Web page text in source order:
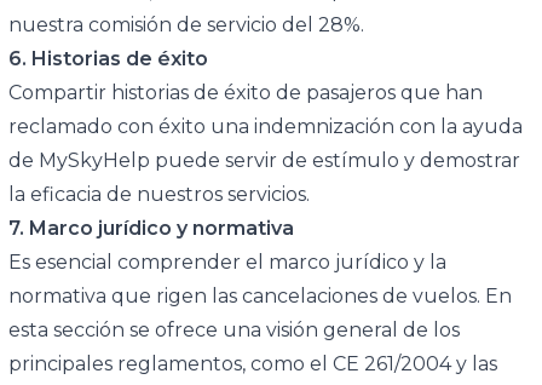
nuestra comisión de servicio del 28%.
6. Historias de éxito
Compartir historias de éxito de pasajeros que han
reclamado con éxito una indemnización con la ayuda
de MySkyHelp puede servir de estímulo y demostrar
la eficacia de nuestros servicios.
7. Marco jurídico y normativa
Es esencial comprender el marco jurídico y la
normativa que rigen las cancelaciones de vuelos. En
esta sección se ofrece una visión general de los
principales reglamentos, como el CE 261/2004 y las